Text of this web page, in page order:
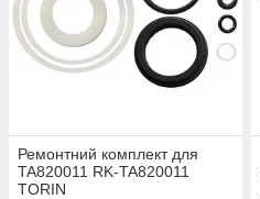
Ремонтний комплект для
TA820011 RK-TA820011
TORIN